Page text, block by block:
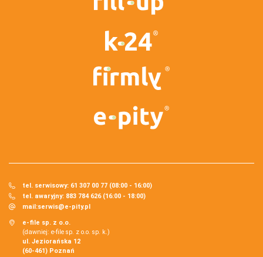
tel. serwisowy: 61 307 00 77 (08:00 - 16:00)
tel. awaryjny: 883 784 626 (16:00 - 18:00)
mail:serwis@e-pity.pl
e-file sp. z o.o.
(dawniej: e-file sp. z o.o. sp. k.)
ul. Jeziorańska 12
(60-461) Poznań